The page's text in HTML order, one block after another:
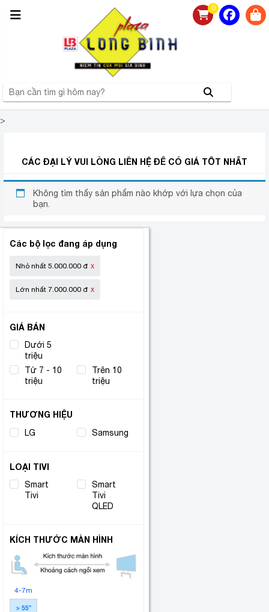
0
>
CÁC ĐẠI LÝ VUI LÒNG LIÊN HỆ ĐỂ CÓ GIÁ TỐT NHẤT
Không tìm thấy sản phẩm nào khớp với lựa chọn của
bạn.
Các bộ lọc đang áp dụng
Nhỏ nhất 5.000.000 đ
Lớn nhất 7.000.000 đ
GIÁ BÁN
Dưới 5
triệu
Từ 7 - 10
triệu
Trên 10
triệu
THƯƠNG HIỆU
LG Samsung
LOẠI TIVI
Smart
Tivi
Smart
Tivi
QLED
KÍCH THƯỚC MÀN HÌNH
4-7m